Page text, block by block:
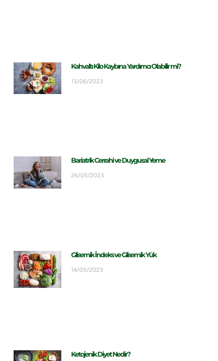
Kahvaltı Kilo Kaybına Yardımcı Olabilir mi?
13/06/2023
Bariatrik Cerrahi ve Duygusal Yeme
26/05/2023
Glisemik İndeks ve Glisemik Yük
14/05/2023
Ketojenik Diyet Nedir?